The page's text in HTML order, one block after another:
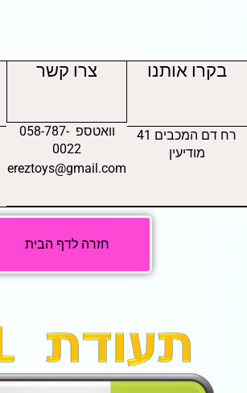
בקרו אותנו
רח דם המכבים 41
מודיעין
צרו קשר
וואטספ 058-787-
0022
ereztoys@gmail.com
חזרה לדף הבית